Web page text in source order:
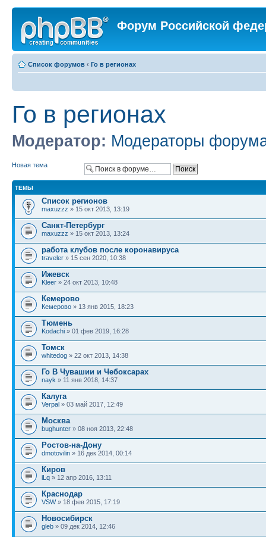
Форум Российской
Список форумов ‹ Го в регионах
Го в регионах
Модератор: Модераторы
Новая тема
ТЕМЫ
Список регионов
maxuzzz » 15 окт 2013, 13:19
Санкт-Петербург
maxuzzz » 15 окт 2013, 13:24
работа клубов после коронавируса
traveler » 15 сен 2020, 10:38
Ижевск
Kleer » 24 окт 2013, 10:48
Кемерово
Кемерово » 13 янв 2015, 18:23
Тюмень
Kodachi » 01 фев 2019, 16:28
Томск
whitedog » 22 окт 2013, 14:38
Го В Чувашии и Чебоксарах
nayk » 11 янв 2018, 14:37
Калуга
Verpal » 03 май 2017, 12:49
Москва
bughunter » 08 ноя 2013, 22:48
Ростов-на-Дону
dmotovilin » 16 дек 2014, 00:14
Киров
iLq » 12 апр 2016, 13:11
Краснодар
VSW» 18 фев 2015, 17:19
Новосибирск
gleb » 09 дек 2014, 12:46